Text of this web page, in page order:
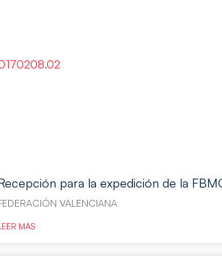
para la expedición de la
VALENCIANA
MÁS